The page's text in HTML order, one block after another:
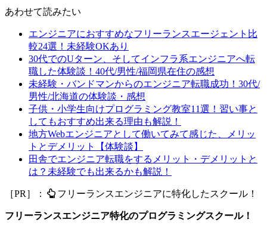
あわせて読みたい
エンジニアにおすすめなフリーランスエージェント比
較24選！未経験OKあり
30代でのUターン、そしてインフラ系エンジニアへ転
職した体験談！40代/男性/福岡県在住の感想
未経験・バンドマンからのエンジニア転職成功！30代/
男性/北海道の体験談・感想
子供・小学生向けプログラミング教室11選！習い事と
してもおすすめ出来る理由も解説！
地方Webエンジニアとして働いてみて感じた、メリッ
トとデメリット【体験談】
田舎でエンジニア転職をするメリット・デメリットと
は？未経験でも出来るかも解説！
［PR］： フリーランスエンジニアに特化したスクール！
フリーランスエンジニア特化のプログラミングスクール！